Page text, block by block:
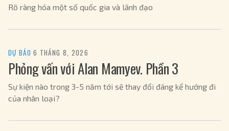
Rõ ràng hóa một số quốc gia và lãnh đạo
DỰ BÁO ·6 THÁNG 8, 2026
Phỏng vấn với Alan Mamyev. Phần 3
Sự kiện nào trong 3-5 năm tới sẽ thay đổi đáng kể hướng đi
của nhân loại?